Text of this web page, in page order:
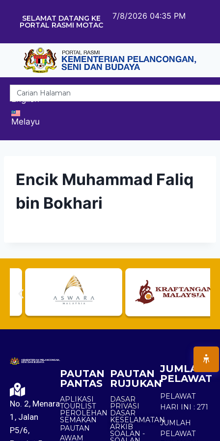
SELAMAT DATANG KE
PORTAL RASMI MOTAC
7/8/2026 04:35 PM
English
Melayu
Encik Muhammad Faliq
bin Bokhari
No. 2, Menara
1, Jalan
P5/6,
PAUTAN
PANTAS
APLIKASI
TOURLIST
PEROLEHAN
SEMAKAN
PAUTAN
AWAM
PAUTAN
RUJUKAN
DASAR
PRIVASI
DASAR
KESELAMATAN
ARKIB
SOALAN -
JUMLAH
PELAWAT
PELAWAT
HARI INI : 271
JUMLAH
PELAWAT